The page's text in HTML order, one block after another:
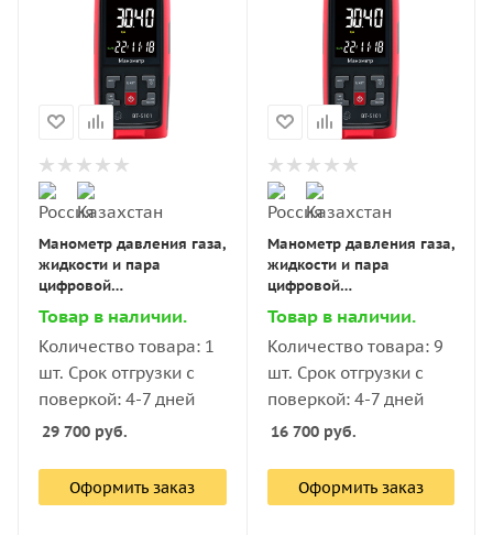
Манометр давления газа,
жидкости и пара
цифровой
дифференциальный В7-
5101 ±10 кПа
Товар в наличии.
Количество товара: 1
шт. Срок отгрузки с
поверкой: 4-7 дней
29 700 руб.
Оформить заказ
Манометр давления газа,
жидкости и пара
цифровой
дифференциальный В7-
5101 ±40 кПа
Товар в наличии.
Количество товара: 9
шт. Срок отгрузки с
поверкой: 4-7 дней
16 700руб.
Оформить заказ